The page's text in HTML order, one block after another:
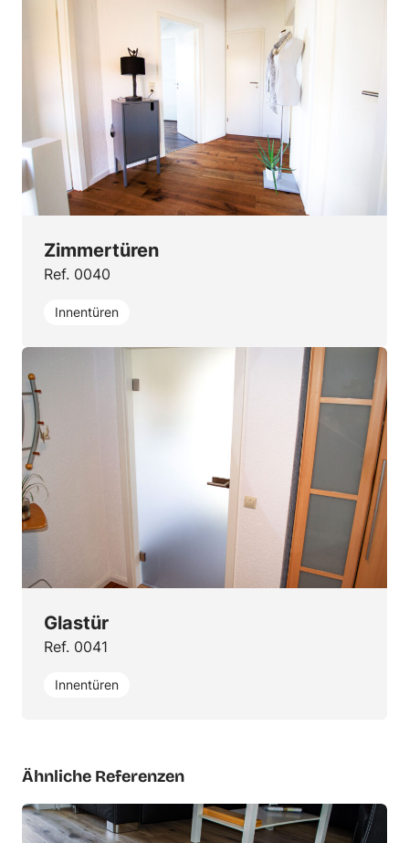
Zimmertüren
Ref. 0040
Innentüren
Glastür
Ref. 0041
Innentüren
Ähnliche Referenzen